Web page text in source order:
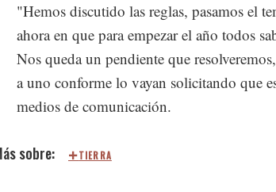
"Hemos discutido las reglas, pasamos el
ahora en que para empezar el año todos
Nos queda un pendiente que
a uno conforme lo vayan solicitando que
medios de comunicación.
TIERRA